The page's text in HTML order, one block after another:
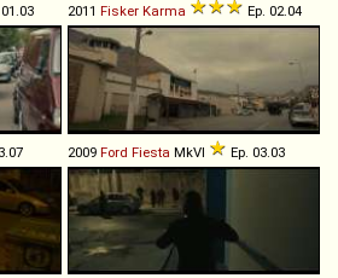
2011 Fisker Karma Ep. 02.04
2009 Ford Fiesta MkVI Ep. 03.03